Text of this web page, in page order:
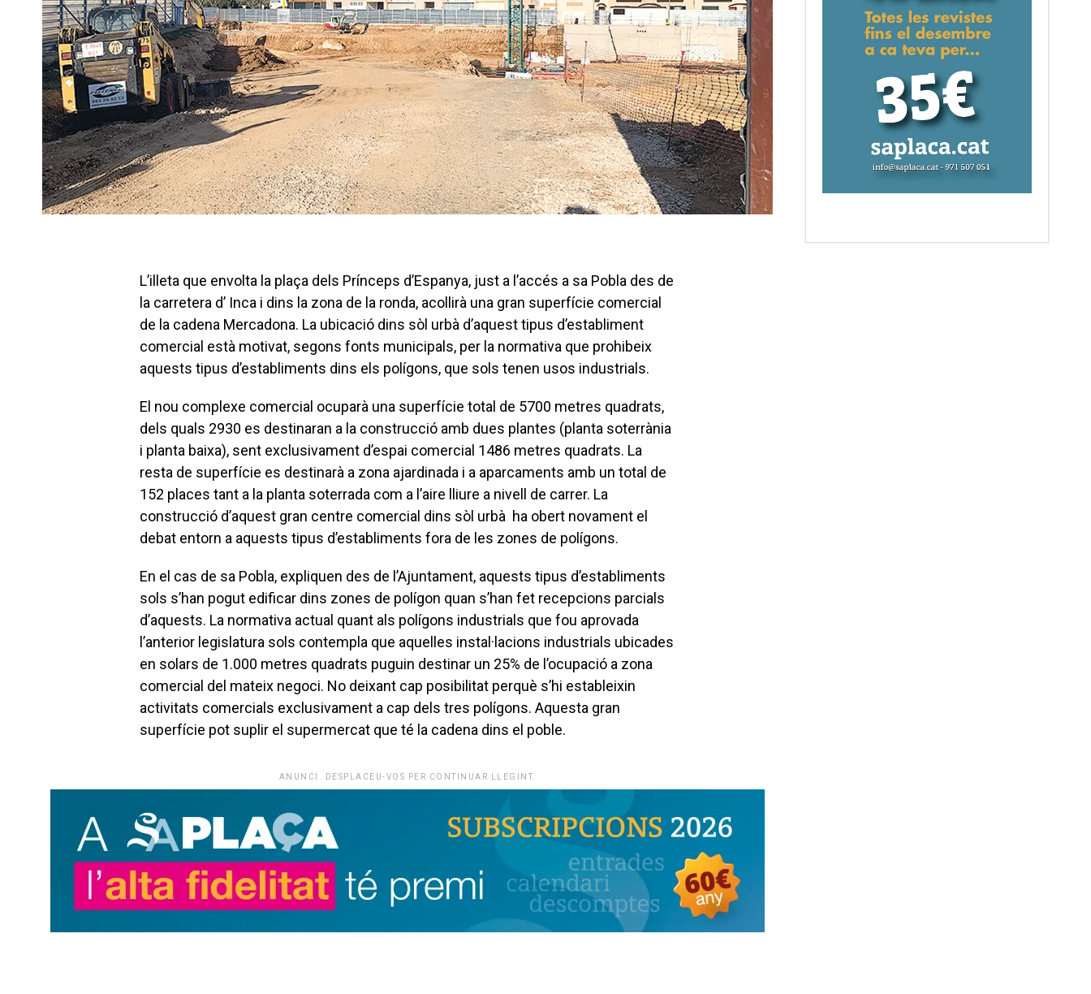
L’illeta que envolta la plaça dels Prínceps d’Espanya, just a l’accés a sa Pobla des de
la carretera d’ Inca i dins la zona de la ronda, acollirà una gran superfície comercial
de la cadena Mercadona. La ubicació dins sòl urbà d’aquest tipus d’establiment
comercial està motivat, segons fonts municipals, per la normativa que prohibeix
aquests tipus d’establiments dins els polígons, que sols tenen usos industrials.
El nou complexe comercial ocuparà una superfície total de 5700 metres quadrats,
dels quals 2930 es destinaran a la construcció amb dues plantes (planta soterrània
i planta baixa), sent exclusivament d’espai comercial 1486 metres quadrats. La
resta de superfície es destinarà a zona ajardinada i a aparcaments amb un total de
152 places tant a la planta soterrada com a l’aire lliure a nivell de carrer. La
construcció d’aquest gran centre comercial dins sòl urbà ha obert novament el
debat entorn a aquests tipus d’establiments fora de les zones de polígons.
En el cas de sa Pobla, expliquen des de l’Ajuntament, aquests tipus d’establiments
sols s’han pogut edificar dins zones de polígon quan s’han fet recepcions parcials
d’aquests. La normativa actual quant als polígons industrials que fou aprovada
l’anterior legislatura sols contempla que aquelles instal·lacions industrials ubicades
en solars de 1.000 metres quadrats puguin destinar un 25% de l’ocupació a zona
comercial del mateix negoci. No deixant cap posibilitat perquè s’hi estableixin
activitats comercials exclusivament a cap dels tres polígons. Aquesta gran
superfície pot suplir el supermercat que té la cadena dins el poble.
ANUNCI. DESPLACEU-VOS PER CONTINUAR LLEGINT.